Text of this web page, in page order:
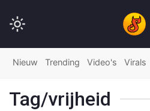
Nieuw Trending Video's Virals
Tag/vrijheid